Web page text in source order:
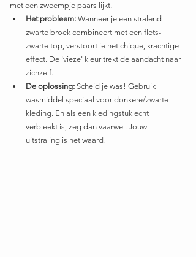
met een zweempje paars lijkt.
Het probleem: Wanneer je een stralend
zwarte broek combineert met een flets-
zwarte top, verstoort je het chique, krachtige
effect. De 'vieze' kleur trekt de aandacht naar
zichzelf.
De oplossing: Scheid je was! Gebruik
wasmiddel speciaal voor donkere/zwarte
kleding. En als een kledingstuk echt
verbleekt is, zeg dan vaarwel. Jouw
uitstraling is het waard!